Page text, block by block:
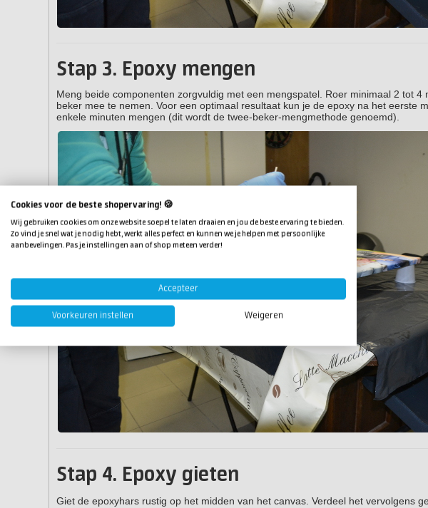
Stap 3. Epoxy mengen
Meng beide componenten zorgvuldig met een mengspatel. Roer minimaal 2 tot
beker mee te nemen. Voor een optimaal resultaat kun je de epoxy na het eerste
enkele minuten mengen (dit wordt de twee-beker-mengmethode genoemd).
Stap 4. Epoxy gieten
Giet de epoxyhars rustig op het midden van het canvas. Verdeel het vervolgens
Cookies voor de beste shopervaring! 🍪
Wij gebruiken cookies om onze website soepel te laten draaien en jou de beste ervaring te bieden.
Zo vind je snel wat je nodig hebt, werkt alles perfect en kunnen we je helpen met persoonlijke
aanbevelingen. Pas je instellingen aan of shop meteen verder!
Accepteer
Voorkeuren instellen Weigeren